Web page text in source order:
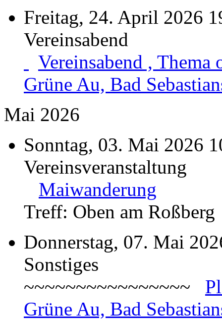
Freitag, 24. April 2026
Vereinsabend
Vereinsabend , Thema
Grüne Au, Bad
Mai 2026
Sonntag, 03. Mai 2026
Vereinsveranstaltung
Maiwanderung
Treff: Oben am Roßberg
Donnerstag, 07. Mai
Sonstiges
~~~~~~~~~~~~~~~~
Grüne Au, Bad